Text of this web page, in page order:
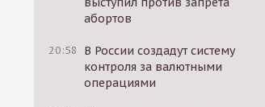
абортов
20:58
В России создадут систему
контроля за валютными
операциями